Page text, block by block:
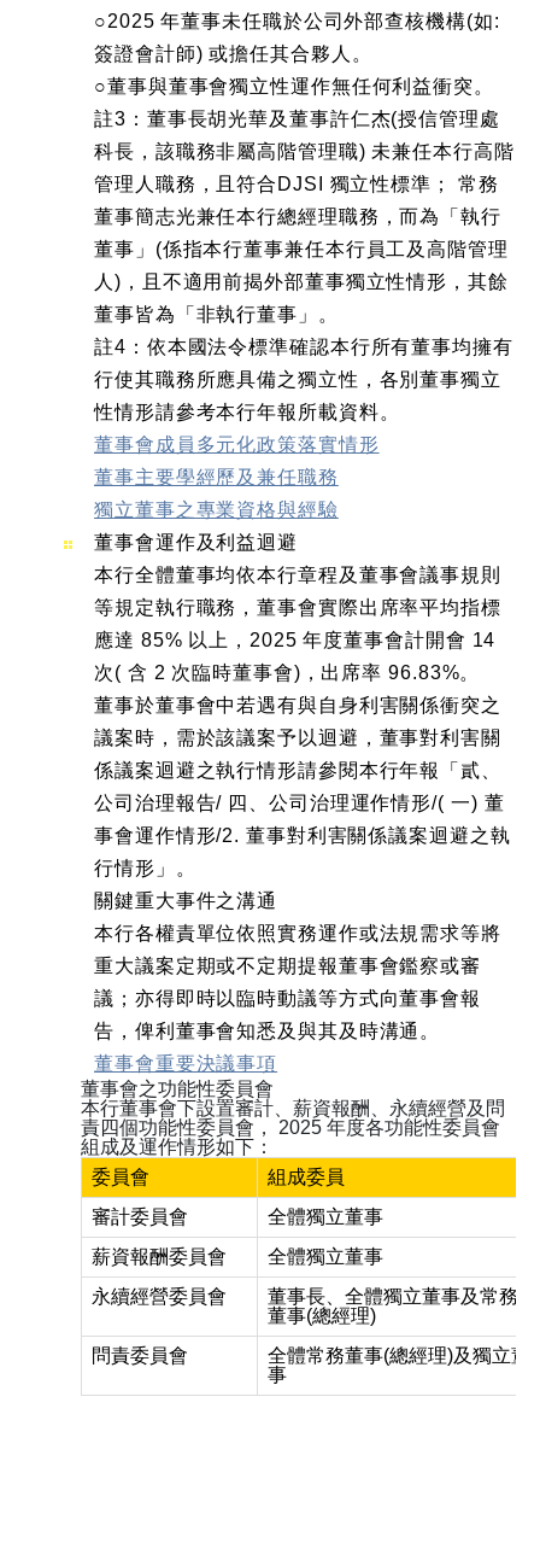
○2025 年董事未任職於公司外部查核機構(如:
簽證會計師) 或擔任其合夥人。
○董事與董事會獨立性運作無任何利益衝突。
註3：董事長胡光華及董事許仁杰(授信管理處
科長，該職務非屬高階管理職) 未兼任本行高階
管理人職務，且符合DJSI 獨立性標準； 常務
董事簡志光兼任本行總經理職務，而為「執行
董事」(係指本行董事兼任本行員工及高階管理
人)，且不適用前揭外部董事獨立性情形，其餘
董事皆為「非執行董事」。
註4：依本國法令標準確認本行所有董事均擁有
行使其職務所應具備之獨立性，各別董事獨立
性情形請參考本行年報所載資料。
董事會成員多元化政策落實情形
董事主要學經歷及兼任職務
獨立董事之專業資格與經驗
董事會運作及利益迴避
本行全體董事均依本行章程及董事會議事規則
等規定執行職務，董事會實際出席率平均指標
應達 85% 以上，2025 年度董事會計開會 14
次( 含 2 次臨時董事會)，出席率 96.83%。
董事於董事會中若遇有與自身利害關係衝突之
議案時，需於該議案予以迴避，董事對利害關
係議案迴避之執行情形請參閱本行年報「貳、
公司治理報告/ 四、公司治理運作情形/( 一) 董
事會運作情形/2. 董事對利害關係議案迴避之執
行情形」。
關鍵重大事件之溝通
本行各權責單位依照實務運作或法規需求等將
重大議案定期或不定期提報董事會鑑察或審
議；亦得即時以臨時動議等方式向董事會報
告，俾利董事會知悉及與其及時溝通。
董事會重要決議事項
董事會之功能性委員會
本行董事會下設置審計、薪資報酬、永續經營及問
責四個功能性委員會， 2025 年度各功能性委員會
組成及運作情形如下：
委員會
組成委員
審計委員會
全體獨立董事
薪資報酬委員會
全體獨立董事
永續經營委員會
董事長、全體獨立董事及常務
董事(總經理)
問責委員會
全體常務董事(總經理)及獨立董
事